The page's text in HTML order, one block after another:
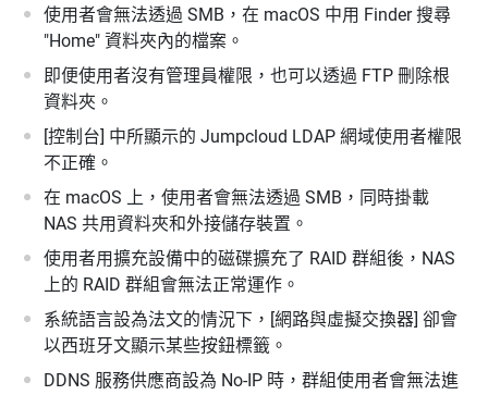
使用者會無法透過 SMB，在 macOS 中用 Finder 搜尋
"Home" 資料夾內的檔案。
即便使用者沒有管理員權限，也可以透過 FTP 刪除根
資料夾。
[控制台] 中所顯示的 Jumpcloud LDAP 網域使用者權限
不正確。
在 macOS 上，使用者會無法透過 SMB，同時掛載
NAS 共用資料夾和外接儲存裝置。
使用者用擴充設備中的磁碟擴充了 RAID 群組後，NAS
上的 RAID 群組會無法正常運作。
系統語言設為法文的情況下，[網路與虛擬交換器] 卻會
以西班牙文顯示某些按鈕標籤。
DDNS 服務供應商設為 No-IP 時，群組使用者會無法進